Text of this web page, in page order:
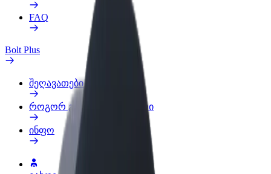
FAQ
Bolt Plus
შეღავათები
როგორ გავხდე გამომწერი
ინფო